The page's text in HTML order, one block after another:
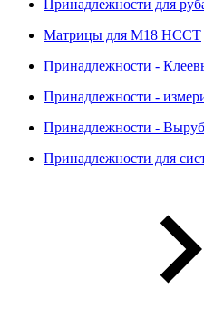
Принадлежности для
Матрицы для M18 HCCT
Принадлежности -
Принадлежности -
Принадлежности -
Принадлежности для